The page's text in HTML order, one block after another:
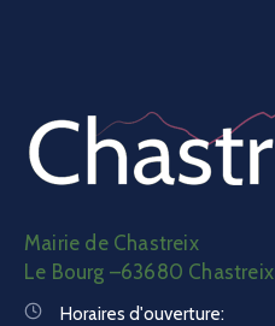
Mairie de Chastreix
Le Bourg –63680 Chastreix
Horaires d'ouverture: